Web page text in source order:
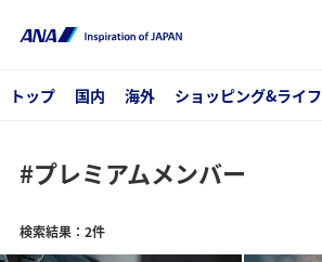
トップ 国内 海外 ショッピング&ライフ
#プレミアムメンバー
検索結果：2件